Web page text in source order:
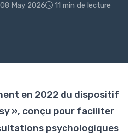
08 May 2026 11 min de lecture
en 2022 du dispositif
», conçu pour faciliter
psychologiques